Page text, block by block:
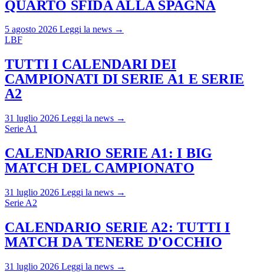
QUARTO SFIDA ALLA SPAGNA
5 agosto 2026 Leggi la news →
LBF
TUTTI I CALENDARI DEI
CAMPIONATI DI SERIE A1 E SERIE
A2
31 luglio 2026 Leggi la news →
Serie A1
CALENDARIO SERIE A1: I BIG
MATCH DEL CAMPIONATO
31 luglio 2026 Leggi la news →
Serie A2
CALENDARIO SERIE A2: TUTTI I
MATCH DA TENERE D'OCCHIO
31 luglio 2026 Leggi la news →